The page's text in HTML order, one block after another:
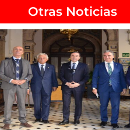
Otras Noticias